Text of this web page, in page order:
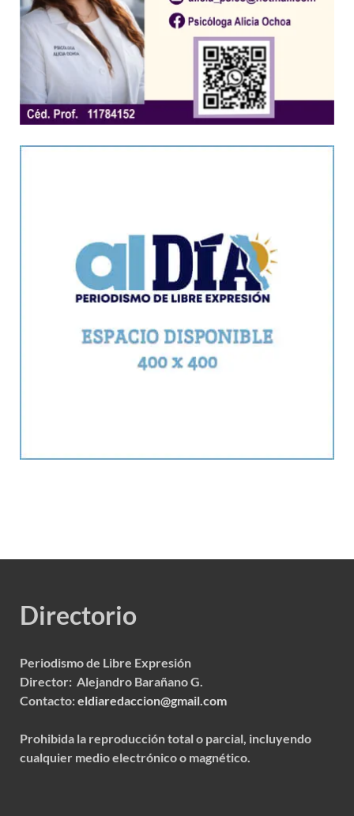
Directorio
Periodismo de Libre Expresión
Director: Alejandro Barañano G.
Contacto:eldiaredaccion@gmail.com
Prohibida la reproducción total o parcial, incluyendo
cualquier medio electrónico o magnético.